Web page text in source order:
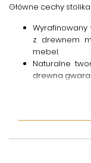
Główne cechy
Wyrafinowany
z drewnem
mebel.
Naturalne
drewna
Trwałość
zapewnia